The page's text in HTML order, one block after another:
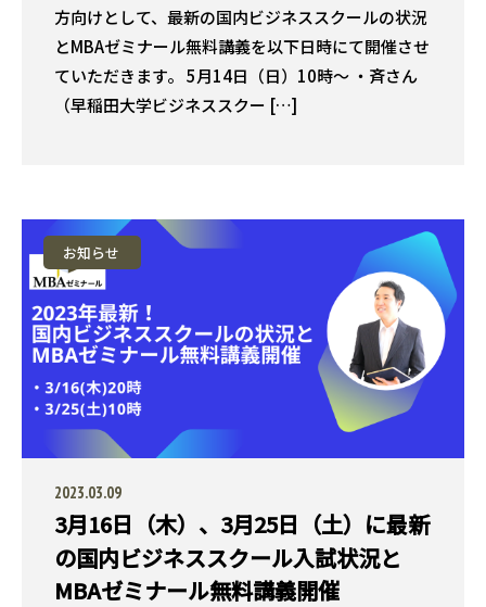
方向けとして、最新の国内ビジネススクールの状況
とMBAゼミナール無料講義を以下日時にて開催させ
ていただきます。 5月14日（日）10時〜 ・斉さん
（早稲田大学ビジネススクー […]
お知らせ
2023.03.09
3月16日（木）、3月25日（土）に最新
の国内ビジネススクール入試状況と
MBAゼミナール無料講義開催